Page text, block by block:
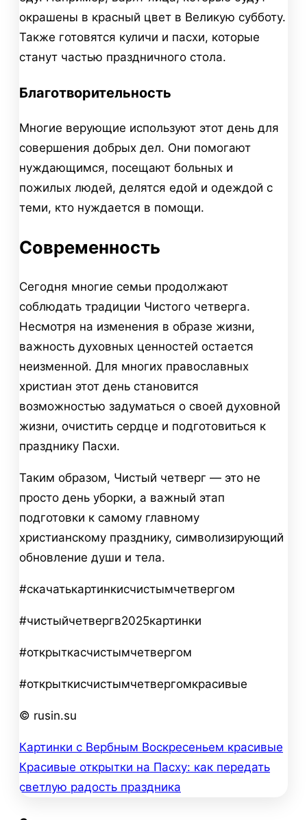
окрашены в красный цвет в Великую субботу.
Также готовятся куличи и пасхи, которые
станут частью праздничного стола.
Благотворительность
Многие верующие используют этот день для
совершения добрых дел. Они помогают
нуждающимся, посещают больных и
пожилых людей, делятся едой и одеждой с
теми, кто нуждается в помощи.
Современность
Сегодня многие семьи продолжают
соблюдать традиции Чистого четверга.
Несмотря на изменения в образе жизни,
важность духовных ценностей остается
неизменной. Для многих православных
христиан этот день становится
возможностью задуматься о своей духовной
жизни, очистить сердце и подготовиться к
празднику Пасхи.
Таким образом, Чистый четверг — это не
просто день уборки, а важный этап
подготовки к самому главному
христианскому празднику, символизирующий
обновление души и тела.
#скачатькартинкисчистымчетвергом
#чистыйчетвергв2025картинки
#открыткасчистымчетвергом
#открыткисчистымчетвергомкрасивые
© rusin.su
Навигация
по
Картинки с Вербным Воскресеньем красивые
Красивые открытки на Пасху: как передать
светлую радость праздника